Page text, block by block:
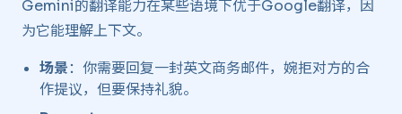
Gemini的翻译能力在某些语境下优于Google翻译，因
为它能理解上下文。
场景：你需要回复一封英文商务邮件，婉拒对方的合
作提议，但要保持礼貌。